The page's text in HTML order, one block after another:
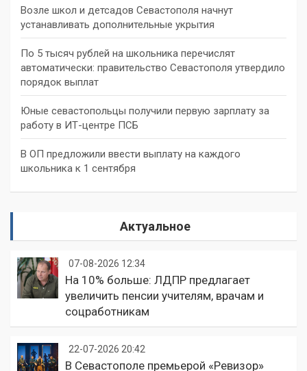
Возле школ и детсадов Севастополя начнут
устанавливать дополнительные укрытия
По 5 тысяч рублей на школьника перечислят
автоматически: правительство Севастополя утвердило
порядок выплат
Юные севастопольцы получили первую зарплату за
работу в ИТ-центре ПСБ
В ОП предложили ввести выплату на каждого
школьника к 1 сентября
Актуальное
07-08-2026 12:34
На 10% больше: ЛДПР предлагает
увеличить пенсии учителям, врачам и
соцработникам
22-07-2026 20:42
В Севастополе премьерой «Ревизор»